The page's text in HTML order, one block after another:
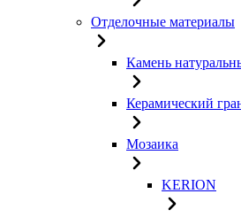
Отделочные материалы
Камень
Керамический
Мозаика
KERION